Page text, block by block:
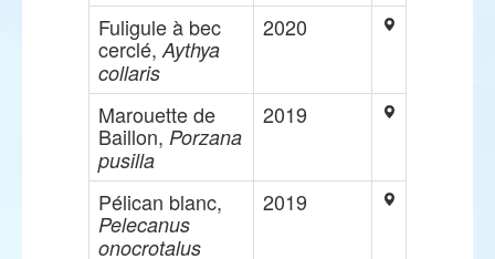
Fuligule à bec
cerclé, Aythya
collaris
2020
Marouette de
Baillon, Porzana
pusilla
2019
Pélican blanc,
Pelecanus
onocrotalus
2019